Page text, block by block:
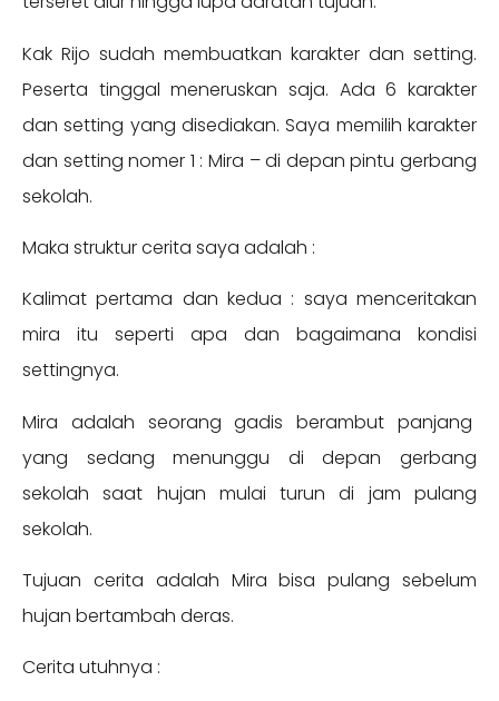
Kak Rijo sudah membuatkan karakter dan setting.
Peserta tinggal meneruskan saja. Ada 6 karakter
dan setting yang disediakan. Saya memilih karakter
dan setting nomer 1 : Mira – di depan pintu gerbang
sekolah.
Maka struktur cerita saya adalah :
Kalimat pertama dan kedua : saya menceritakan
mira itu seperti apa dan bagaimana kondisi
settingnya.
Mira adalah seorang gadis berambut panjang
yang sedang menunggu di depan gerbang
sekolah saat hujan mulai turun di jam pulang
sekolah.
Tujuan cerita adalah Mira bisa pulang sebelum
hujan bertambah deras.
Cerita utuhnya :